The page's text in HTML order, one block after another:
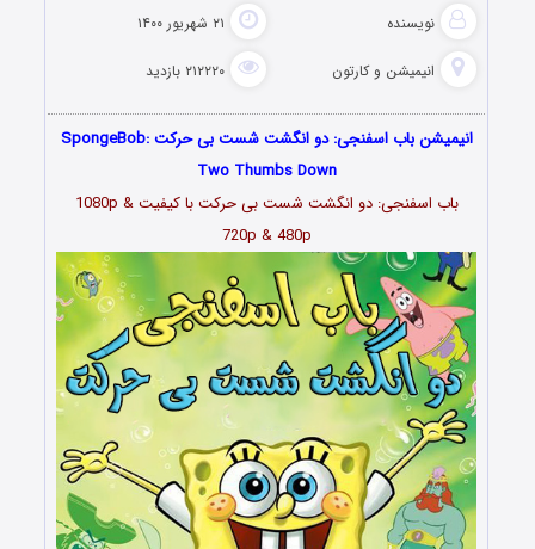
نویسنده ۲۱ شهریور ۱۴۰۰
انیمیشن و کارتون ۲۱۲۲۲۰ بازدید
انیمیشن باب اسفنجی: دو انگشت شست بی حرکت SpongeBob:
Two Thumbs Down
باب اسفنجی: دو انگشت شست بی حرکت با کیفیت 1080p &
720p & 480p